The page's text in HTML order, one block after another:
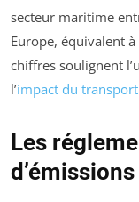
secteur maritime
Europe, équivalent
chiffres soulignent
l’impact du transport
Les
d’émissions